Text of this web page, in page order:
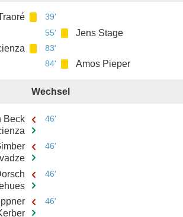
39'
55'
Jens Stage
83'
84'
Amos Pieper
Wechsel
Beck
46'
46'
46'
46'